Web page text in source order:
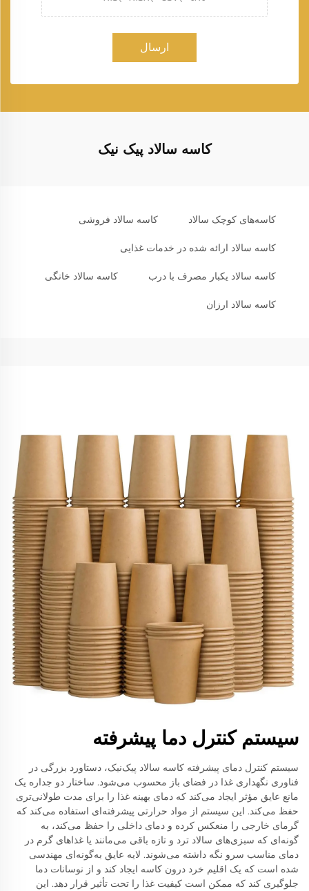
ارسال
کاسه سالاد پیک نیک
کاسه‌های کوچک سالاد کاسه سالاد فروشی
کاسه سالاد ارائه شده در خدمات غذایی
کاسه سالاد یکبار مصرف با درب کاسه سالاد خانگی
کاسه سالاد ارزان
سیستم کنترل دما پیشرفته
سیستم کنترل دمای پیشرفته کاسه سالاد پیک‌نیک، دستاورد بزرگی در
فناوری نگهداری غذا در فضای باز محسوب می‌شود. ساختار دو جداره یک
مانع عایق مؤثر ایجاد می‌کند که دمای بهینه غذا را برای مدت طولانی‌تری
حفظ می‌کند. این سیستم از مواد حرارتی پیشرفته‌ای استفاده می‌کند که
گرمای خارجی را منعکس کرده و دمای داخلی را حفظ می‌کند، به
گونه‌ای که سبزی‌های سالاد ترد و تازه باقی می‌مانند یا غذاهای گرم در
دمای مناسب سرو نگه داشته می‌شوند. لایه عایق به‌گونه‌ای مهندسی
شده است که یک اقلیم خرد درون کاسه ایجاد کند و از نوسانات دما
جلوگیری کند که ممکن است کیفیت غذا را تحت تأثیر قرار دهد. این